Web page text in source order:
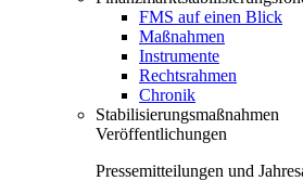
FMS auf einen Blick
Maßnahmen
Instrumente
Rechtsrahmen
Chronik
Stabilisierungsmaßnahmen
Veröffentlichungen
Pressemitteilungen und